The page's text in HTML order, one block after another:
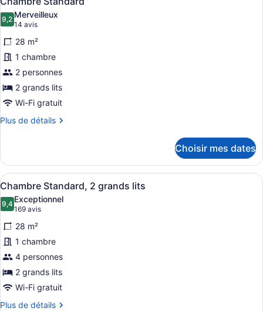
grand
toutes
les
photos
pour
ce
type
de
chambre :
Chambre
9,29,2 sur 10
Merveilleux
14 avis
(14 avis)
28 m²
1 chambre
2 personnes
2 grands lits
Wi-Fi gratuit
Plus de détails
Plus
Chambre
Standard
Choisir mes dates
Afficher
toutes
les
photos
pour
ce
type
de
chambre :
Chambre
Une chambre d’hôtel avec deux
7
Chambre Standard, 2 grands lits
9,49,4 sur 10
Exceptionnel
169 avis
(169 avis)
28 m²
1 chambre
4 personnes
2 grands lits
Wi-Fi gratuit
Plus de détails
Plus